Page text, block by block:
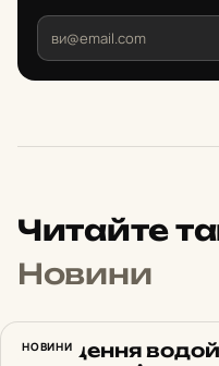
Читайте
Новини
НОВИНИ
Очищення